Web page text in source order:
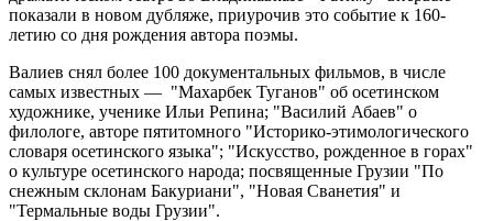
показали в новом дубляже, приурочив это событие к 160-
летию со дня рождения автора поэмы.
Валиев снял более 100 документальных фильмов, в числе
самых известных — "Махарбек Туганов" об осетинском
художнике, ученике Ильи Репина; "Василий Абаев" о
филологе, авторе пятитомного "Историко-этимологического
словаря осетинского языка"; "Искусство, рожденное в горах"
о культуре осетинского народа; посвященные Грузии "По
снежным склонам Бакуриани", "Новая Сванетия" и
"Термальные воды Грузии".